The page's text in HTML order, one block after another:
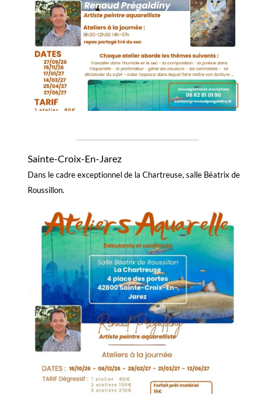
Sainte-Croix-En-Jarez
Dans le cadre exceptionnel de la Chartreuse, salle Béatrix de
Roussillon.